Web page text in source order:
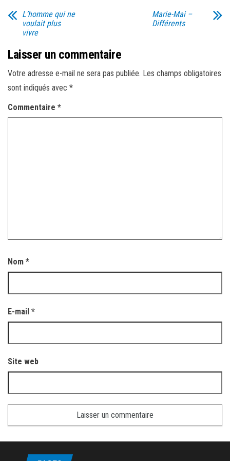
L’homme qui ne
voulait plus
vivre
Marie-Mai –
Différents
Laisser un commentaire
Votre adresse e-mail ne sera pas publiée. Les champs obligatoires
sont indiqués avec *
Commentaire *
Nom *
E-mail *
Site web